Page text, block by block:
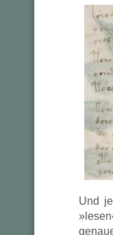
Und